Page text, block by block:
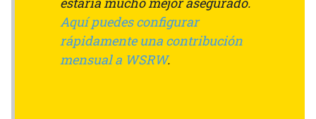
Aquí puedes configurar
rápidamente una contribución
mensual a WSRW.